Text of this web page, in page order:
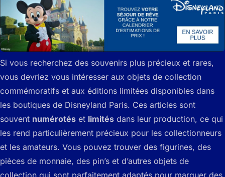
Si vous recherchez des souvenirs plus précieux et rares,
vous devriez vous intéresser aux objets de collection
commémoratifs et aux éditions limitées disponibles dans
les boutiques de Disneyland Paris. Ces articles sont
souvent numérotés et limités dans leur production, ce qui
les rend particulièrement précieux pour les collectionneurs
et les amateurs. Vous pouvez trouver des figurines, des
pièces de monnaie, des pin’s et d’autres objets de
collection qui sont parfaitement adaptés pour marquer des